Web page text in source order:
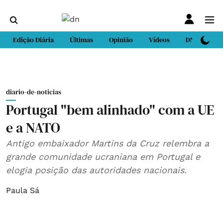
Edição Diária Últimas Opinião Vídeos DN Sport
diario-de-noticias
Portugal "bem alinhado" com a UE
e a NATO
Antigo embaixador Martins da Cruz relembra a
grande comunidade ucraniana em Portugal e
elogia posição das autoridades nacionais.
Paula Sá